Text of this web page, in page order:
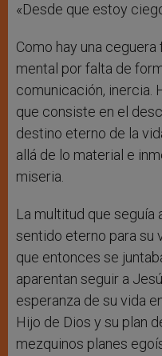
«Desde que estoy
Como hay una
mental por falta de
comunicación, inercia.
que consiste en el
destino eterno de la
allá de lo material e
miseria.
La multitud que seguía
sentido eterno para su
que entonces se
aparentan seguir a
esperanza de su vida
Hijo de Dios y su plan
mezquinos planes